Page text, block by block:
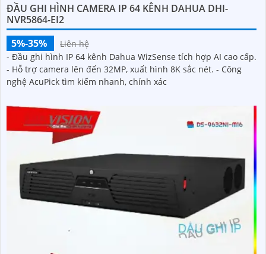
ĐẦU GHI HÌNH CAMERA IP 64 KÊNH DAHUA DHI-
NVR5864-EI2
5%-35%
Liên hệ
- Đầu ghi hình IP 64 kênh Dahua WizSense tích hợp AI cao cấp.
- Hỗ trợ camera lên đến 32MP, xuất hình 8K sắc nét. - Công
nghệ AcuPick tìm kiếm nhanh, chính xác